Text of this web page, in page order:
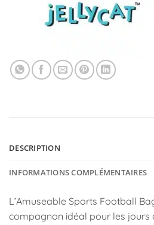
DESCRIPTION
INFORMATIONS COMPLÉMENTAIRES
L’Amuseable Sports Football
compagnon idéal pour les jours